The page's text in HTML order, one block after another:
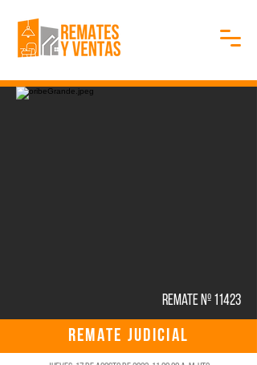
Remate Nº 11423
REMATE JUDICIAL